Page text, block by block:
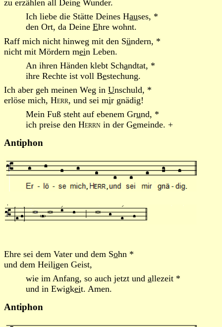
zu erzählen all Deine Wunder.
Ich liebe die Stätte Deines Hauses, *
den Ort, da Deine Ehre wohnt.
Raff mich nicht hinweg mit den Sündern, *
nicht mit Mördern mein Leben.
An ihren Händen klebt Schandtat, *
ihre Rechte ist voll Bestechung.
Ich aber geh meinen Weg in Unschuld, *
erlöse mich, Herr, und sei mir gnädig!
Mein Fuß steht auf ebenem Grund, *
ich preise den Herrn in der Gemeinde. +
Antiphon
Ehre sei dem Vater und dem Sohn *
und dem Heiligen Geist,
wie im Anfang, so auch jetzt und allezeit *
und in Ewigkeit. Amen.
Antiphon